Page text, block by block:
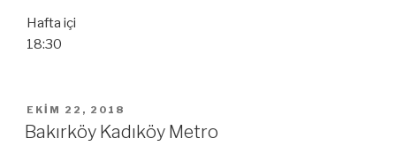
Hafta içi
18:30
YAYIM
TARIHI
EKIM 22, 2018
Bakırköy Kadıköy Metro